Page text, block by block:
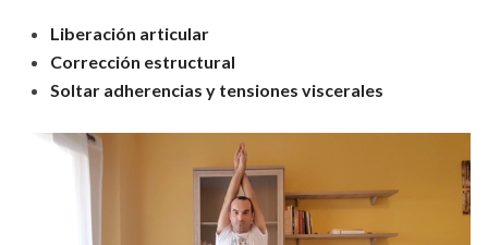
Liberación articular
Corrección estructural
Soltar adherencias y tensiones viscerales